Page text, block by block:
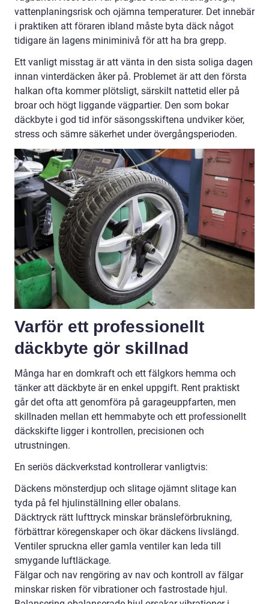
vattenplaningsrisk och ojämna temperaturer. Det innebär
i praktiken att föraren ibland måste byta däck något
tidigare än lagens miniminivå för att ha bra grepp.
Ett vanligt misstag är att vänta in den sista soliga dagen
innan vinterdäcken åker på. Problemet är att den första
halkan ofta kommer plötsligt, särskilt nattetid eller på
broar och högt liggande vägpartier. Den som bokar
däckbyte i god tid inför säsongsskiftena undviker köer,
stress och sämre säkerhet under övergångsperioden.
Varför ett professionellt
däckbyte gör skillnad
Många har en domkraft och ett fälgkors hemma och
tänker att däckbyte är en enkel uppgift. Rent praktiskt
går det ofta att genomföra på garageuppfarten, men
skillnaden mellan ett hemmabyte och ett professionellt
däckskifte ligger i kontrollen, precisionen och
utrustningen.
En seriös däckverkstad kontrollerar vanligtvis:
Däckens mönsterdjup och slitage ojämnt slitage kan
tyda på fel hjulinställning eller obalans.
Däcktryck rätt lufttryck minskar bränsleförbrukning,
förbättrar köregenskaper och ökar däckens livslängd.
Ventiler spruckna eller gamla ventiler kan leda till
smygande luftläckage.
Fälgar och nav rengöring av nav och kontroll av fälgar
minskar risken för vibrationer och fastrostade hjul.